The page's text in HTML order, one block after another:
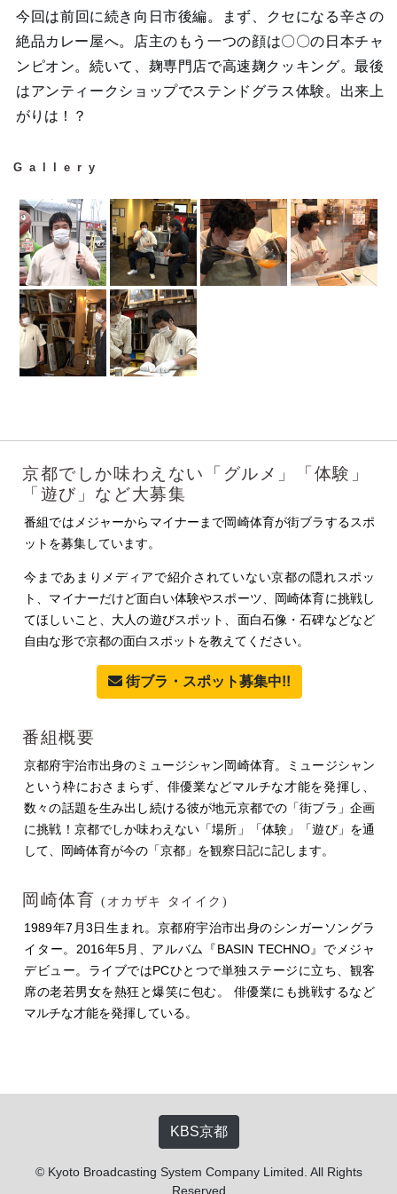
今回は前回に続き向日市後編。まず、クセになる辛さの
絶品カレー屋へ。店主のもう一つの顔は〇〇の日本チャ
ンピオン。続いて、麹専門店で高速麹クッキング。最後
はアンティークショップでステンドグラス体験。出来上
がりは！？
Gallery
京都でしか味わえない「グルメ」「体験」
「遊び」など大募集
番組ではメジャーからマイナーまで岡崎体育が街ブラするスポ
ットを募集しています。
今まであまりメディアで紹介されていない京都の隠れスポッ
ト、マイナーだけど面白い体験やスポーツ、岡崎体育に挑戦し
てほしいこと、大人の遊びスポット、面白石像・石碑などなど
自由な形で京都の面白スポットを教えてください。
街ブラ・スポット募集中!!
番組概要
京都府宇治市出身のミュージシャン岡崎体育。ミュージシャン
という枠におさまらず、俳優業などマルチな才能を発揮し、
数々の話題を生み出し続ける彼が地元京都での「街ブラ」企画
に挑戦！京都でしか味わえない「場所」「体験」「遊び」を通
して、岡崎体育が今の「京都」を観察日記に記します。
岡崎体育 (オカザキ タイイク)
1989年7月3日生まれ。京都府宇治市出身のシンガーソングラ
イター。2016年5月、アルバム『BASIN TECHNO』でメジャ
デビュー。ライブではPCひとつで単独ステージに立ち、観客
席の老若男女を熱狂と爆笑に包む。 俳優業にも挑戦するなど
マルチな才能を発揮している。
KBS京都
© Kyoto Broadcasting System Company Limited. All Rights
Reserved